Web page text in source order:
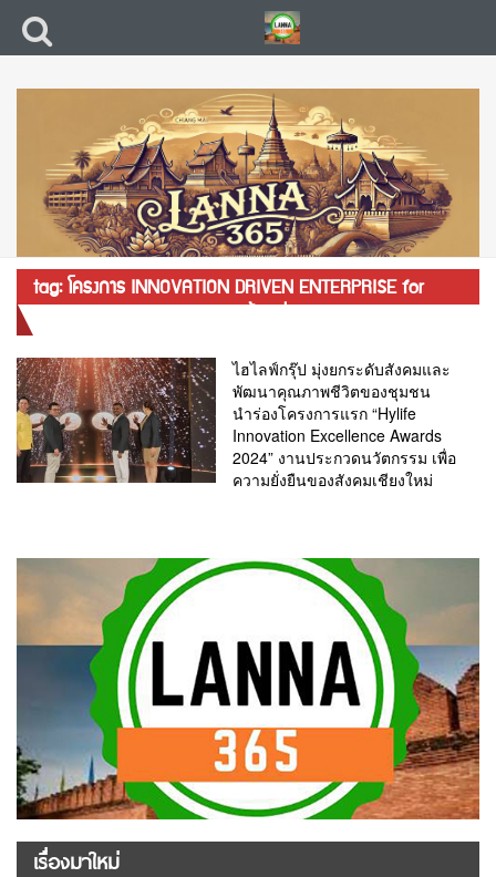
tag: โครงการ INNOVATION DRIVEN ENTERPRISE for
ไฮไลฟ์กรุ๊ป มุ่งยกระดับสังคมและ
พัฒนาคุณภาพชีวิตของชุมชน
นำร่องโครงการแรก “Hylife
Innovation Excellence Awards
2024” งานประกวดนวัตกรรม เพื่อ
ความยั่งยืนของสังคมเชียงใหม่
เรื่องมาใหม่